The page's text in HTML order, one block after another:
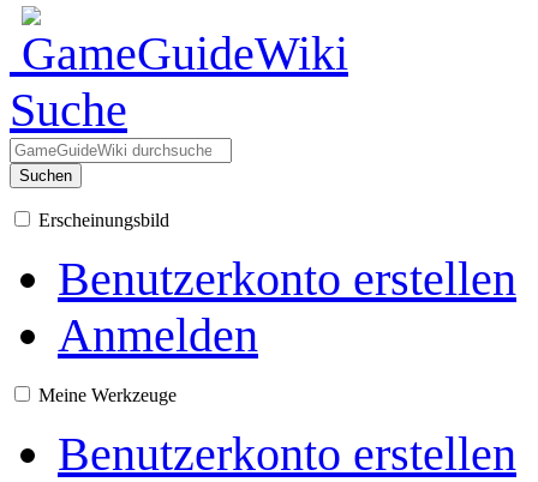
Suche
Suchen
Erscheinungsbild
Benutzerkonto erstellen
Anmelden
Meine Werkzeuge
Benutzerkonto erstellen